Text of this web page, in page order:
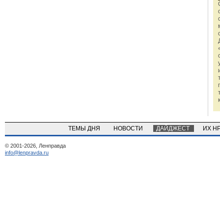
ТЕМЫ ДНЯ НОВОСТИ ДАЙДЖЕСТ ИХ
© 2001-2026, Ленправда
info@lenpravda.ru